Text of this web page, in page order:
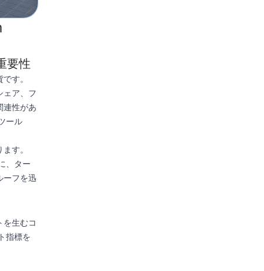
要性
す。
ェア、フ
連性があ
ール
す。
、ター
ーフを迅
を生むコ
指標を